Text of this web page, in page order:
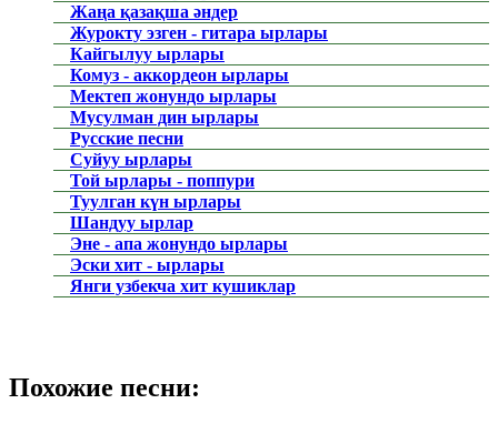
Жаңа қазақша әндер
Журокту эзген - гитара ырлары
Кайгылуу ырлары
Комуз - аккордеон ырлары
Мектеп жонундо ырлары
Мусулман дин ырлары
Русские песни
Суйуу ырлары
Той ырлары - поппури
Туулган күн ырлары
Шандуу ырлар
Эне - апа жонундо ырлары
Эски хит - ырлары
Янги узбекча хит кушиклар
Похожие песни: